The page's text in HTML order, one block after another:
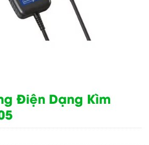
Điện Dạng Kìm